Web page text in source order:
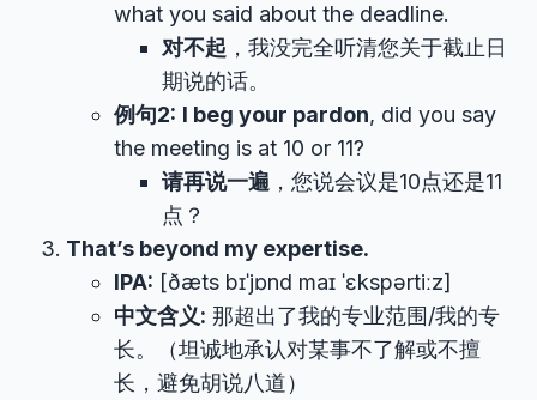
what you said about the deadline.
对不起 ，我没完全听清您关于截止日
期说的话。
例句2: I beg your pardon, did you say
the meeting is at 10 or 11?
请再说一遍 ，您说会议是10点还是11
点？
That’s beyond my expertise.
IPA: [ðæts bɪˈjɒnd maɪ ˈɛkspərtiːz]
中文含义: 那超出了我的专业范围/我的专
长。（坦诚地承认对某事不了解或不擅
长，避免胡说八道）